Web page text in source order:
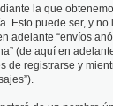
la que
Esto puede ser, y
adelante “envíos
(de aquí en
de registrarse y